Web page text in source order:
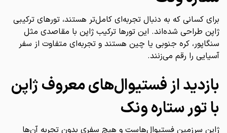
برای کسانی که به دنبال تجربه‌ای کامل‌تر هستند، تورهای ترکیبی
ژاپن طراحی شده‌اند. این تورها ترکیب ژاپن با مقاصدی مثل
سنگاپور، کره جنوبی یا چین هستند و تجربه‌ای متفاوت از سفر
آسیایی را رقم می‌زنند.
بازدید از فستیوال‌های معروف ژاپن
با تور ستاره ونک
ژاپن سرزمین فستیوال‌هاست و هیچ سفری بدون تجربه آن‌ها